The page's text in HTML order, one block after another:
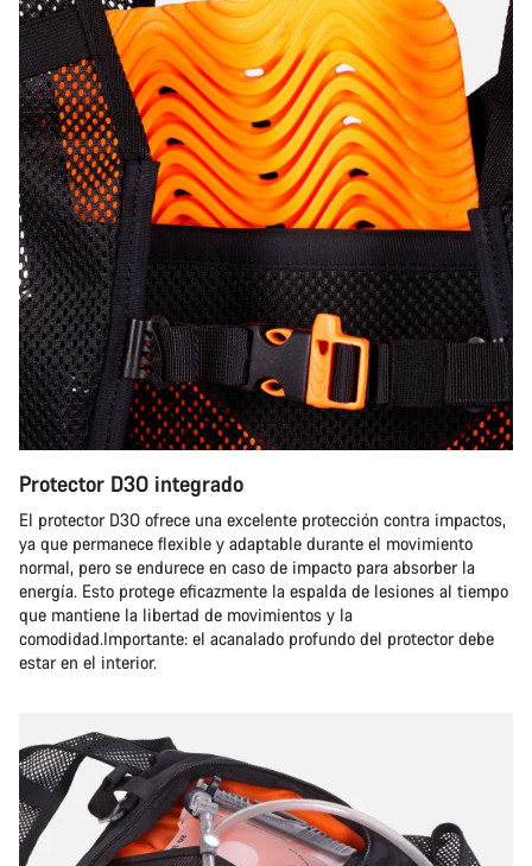
Protector D3O integrado
El protector D3O ofrece una excelente protección contra impactos,
ya que permanece flexible y adaptable durante el movimiento
normal, pero se endurece en caso de impacto para absorber la
energía. Esto protege eficazmente la espalda de lesiones al tiempo
que mantiene la libertad de movimientos y la
comodidad.Importante: el acanalado profundo del protector debe
estar en el interior.